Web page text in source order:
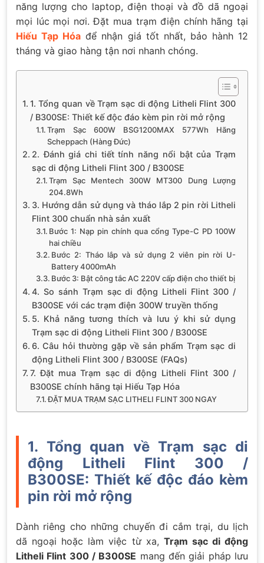
năng lượng cho laptop, điện thoại và đồ dã ngoại
mọi lúc mọi nơi. Đặt mua trạm điện chính hãng tại
Hiếu Tạp Hóa để nhận giá tốt nhất, bảo hành 12
tháng và giao hàng tận nơi nhanh chóng.
1. Tổng quan về Trạm sạc di động Litheli Flint 300
/ B300SE: Thiết kế độc đáo kèm pin rời mở rộng
Trạm Sạc 600W BSG1200MAX 577Wh Hãng
Scheppach (Hàng Đức)
2. Đánh giá chi tiết tính năng nổi bật của Trạm
sạc di động Litheli Flint 300 / B300SE
Trạm Sạc Mentech 300W MT300 Dung Lượng
204.8Wh
3. Hướng dẫn sử dụng và tháo lắp 2 pin rời Litheli
Flint 300 chuẩn nhà sản xuất
Bước 1: Nạp pin chính qua cổng Type-C PD 100W
hai chiều
Bước 2: Tháo lắp và sử dụng 2 viên pin rời U-
Battery 4000mAh
Bước 3: Bật công tắc AC 220V cấp điện cho thiết bị
4. So sánh Trạm sạc di động Litheli Flint 300 /
B300SE với các trạm điện 300W truyền thống
5. Khả năng tương thích và lưu ý khi sử dụng
Trạm sạc di động Litheli Flint 300 / B300SE
6. Câu hỏi thường gặp về sản phẩm Trạm sạc di
động Litheli Flint 300 / B300SE (FAQs)
7. Đặt mua Trạm sạc di động Litheli Flint 300 /
B300SE chính hãng tại Hiếu Tạp Hóa
ĐẶT MUA TRẠM SẠC LITHELI FLINT 300 NGAY
1. Tổng quan về Trạm sạc di
động Litheli Flint 300 /
B300SE: Thiết kế độc đáo kèm
pin rời mở rộng
Dành riêng cho những chuyến đi cắm trại, du lịch
dã ngoại hoặc làm việc từ xa, Trạm sạc di động
Litheli Flint 300 / B300SE mang đến giải pháp lưu